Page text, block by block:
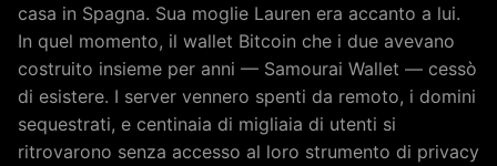
casa in Spagna. Sua moglie Lauren era accanto a lui.
In quel momento, il wallet Bitcoin che i due avevano
costruito insieme per anni — Samourai Wallet — cessò
di esistere. I server vennero spenti da remoto, i domini
sequestrati, e centinaia di migliaia di utenti si
ritrovarono senza accesso al loro strumento di privacy